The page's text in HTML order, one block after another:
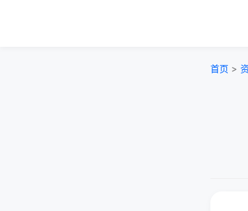
首页 >